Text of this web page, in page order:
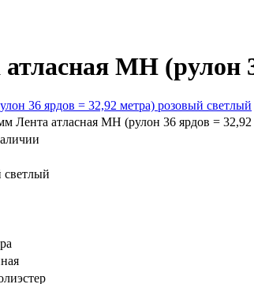
МН (рулон
Лента атласная МН (рулон 36 ярдов =
светлый